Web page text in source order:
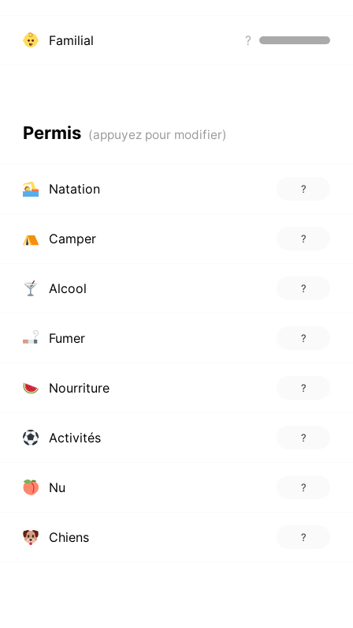
Familial ?
Permis
Natation ?
Camper ?
Alcool ?
Fumer ?
Nourriture ?
Activités ?
Nu ?
Chiens ?